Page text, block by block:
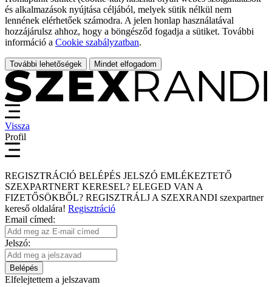
és alkalmazások nyújtása céljából, melyek sütik nélkül nem
lennének elérhetőek számodra. A jelen honlap használatával
hozzájárulsz ahhoz, hogy a böngésződ fogadja a sütiket. További
információ a Cookie szabályzatban.
További lehetőségek Mindet elfogadom
Vissza
Profil
REGISZTRÁCIÓ BELÉPÉS JELSZÓ EMLÉKEZTETŐ
SZEXPARTNERT KERESEL? ELEGED VAN A
FIZETŐSÖKBŐL? REGISZTRÁLJ A SZEXRANDI szexpartner
kereső oldalára! Regisztráció
Email címed:
Jelszó:
Belépés
Elfelejtettem a jelszavam